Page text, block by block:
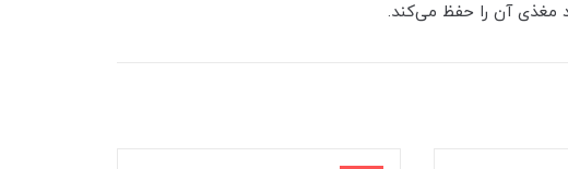
مغذی آن را حفظ می‌کند.